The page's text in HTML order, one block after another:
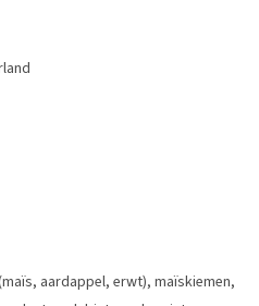
aardappel, erwt), maïskiemen,